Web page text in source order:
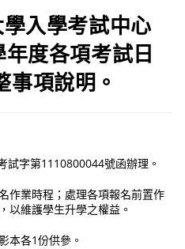
入學考試中心
度各項考試日
事項說明。
試字第1110800044號函辦理。
作業時程；處理各項報名前置作
以維護學生升學之權益。
本各1份供參。